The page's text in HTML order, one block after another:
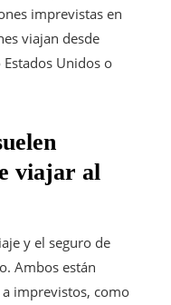
imprevistas en
viajan desde
Unidos o
viajar al
y el seguro de
Ambos están
imprevistos, como